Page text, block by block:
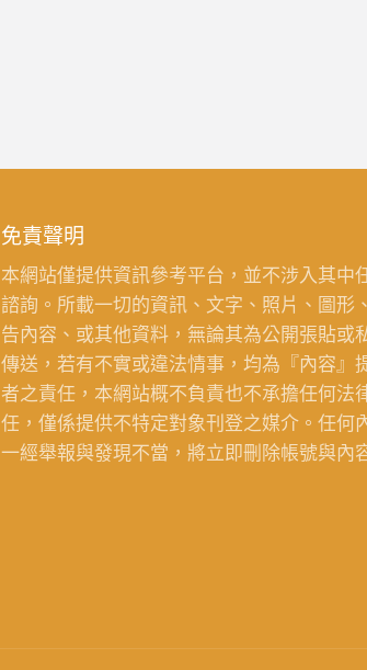
免責聲明
本網站僅提供資訊參考平台，並不涉入其中
諮詢。所載一切的資訊、文字、照片、圖形
告內容、或其他資料，無論其為公開張貼或
傳送，若有不實或違法情事，均為『內容』
者之責任，本網站概不負責也不承擔任何法
任，僅係提供不特定對象刊登之媒介。任何
一經舉報與發現不當，將立即刪除帳號與內